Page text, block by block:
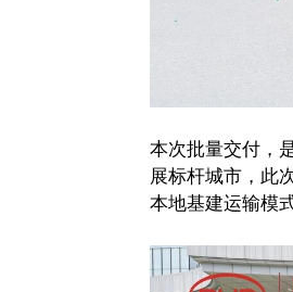
本次批量交付，
展标杆城市，此
本地基建运输模